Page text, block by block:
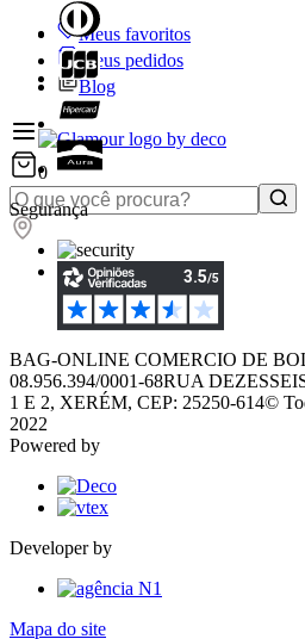
Meus favoritos
Meus pedidos
Blog
0
Segurança
BAG-ONLINE COMERCIO DE
08.956.394/0001-68RUA
1 E 2, XERÉM, CEP: 25250-614©
2022
Powered by
Developer by
Mapa do site